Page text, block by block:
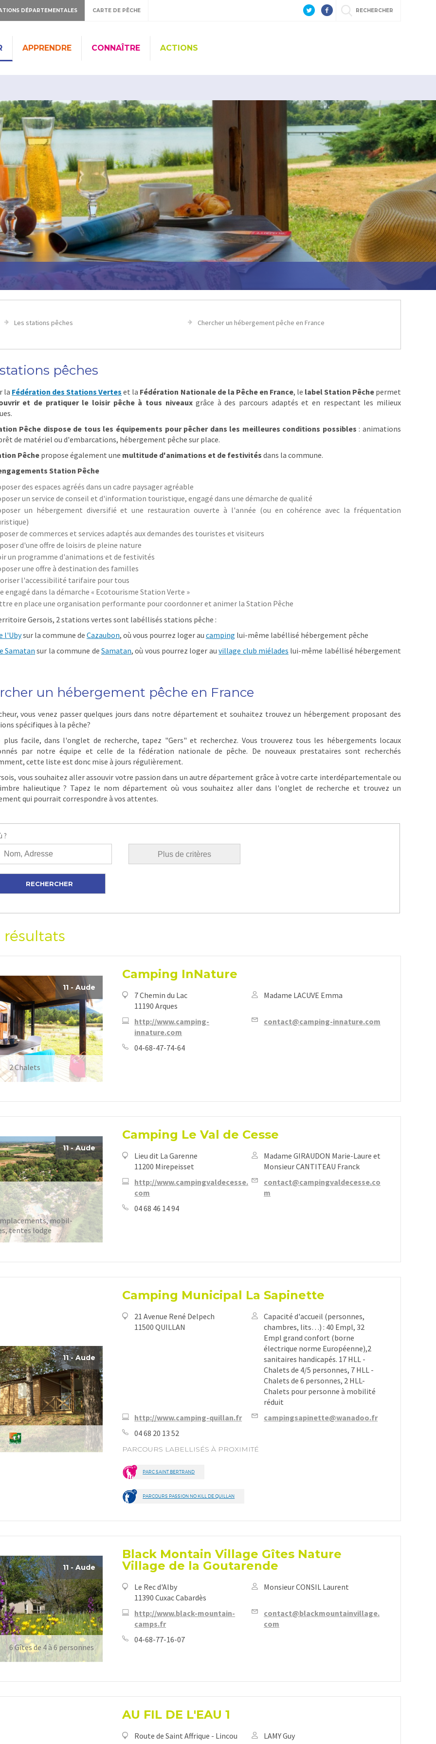
DÉPARTEMENTALES CARTE DE PÊCHE RECHERCHER
APPRENDRE CONNAÎTRE ACTIONS
Les stations pêches Chercher un hébergement pêche en France
pêches
la Fédération des Stations Vertes et la Fédération Nationale de la Pêche en France, le label Station Pêche permet
et de pratiquer le loisir pêche à tous niveauxgrâce à des parcours adaptés et en respectant les milieux
Pêche dispose de tous les équipements pour pêcher dans les meilleures conditions possibles : animations
de matériel ou d'embarcations, hébergement pêche sur place.
Pêche propose également une multitude d'animations et de festivités dans la commune.
Station Pêche
des espaces agréés dans un cadre paysager agréable
un service de conseil et d'information touristique, engagé dans une démarche de qualité
un hébergement diversifié et une restauration ouverte à l'année (ou en cohérence avec la fréquentation
de commerces et services adaptés aux demandes des touristes et visiteurs
d'une offre de loisirs de pleine nature
un programme d'animations et de festivités
une offre à destination des familles
l'accessibilité tarifaire pour tous
engagé dans la démarche « Ecotourisme Station Verte »
en place une organisation performante pour coordonner et animer la Station Pêche
Gersois, 2 stations vertes sont labéllisés stations pêche :
l'Ubysur la commune de Cazaubon, où vous pourrez loger au camping lui-même labéllisé hébergement pêche
Samatan sur la commune de Samatan,où vous pourrez loger auvillage club miélades lui-même labéllisé hébergement
un hébergement pêche en France
vous venez passer quelques jours dans notre département et souhaitez trouvez un hébergement proposant des
spécifiques à la pêche?
plus facile, dans l'onglet de recherche, tapez "Gers" et recherchez. Vous trouverez tous les hébergements locaux
par notre équipe et celle de la fédération nationale de pêche. De nouveaux prestataires sont recherchés
cette liste est donc mise à jours régulièrement.
vous souhaitez aller assouvir votre passion dans un autre département grâce à votre carte interdépartementale ou
halieutique ? Tapez le nom département où vous souhaitez aller dans l'onglet de recherche et trouvez un
qui pourrait correspondre à vos attentes.
?
résultats
11 - Aude
2 Chalets
Camping InNature
7 Chemin du Lac
11190 Arques
Madame LACUVE Emma
http://www.camping-
innature.com
contact@camping-innature.com
04-68-47-74-64
11 - Aude
mobil-
tentes lodge
Camping Le Val de Cesse
Lieu dit La Garenne
11200 Mirepeisset
Madame GIRAUDON Marie-Laure et
Monsieur CANTITEAU Franck
http://www.campingvaldecesse.
com
contact@campingvaldecesse.co
m
04 68 46 14 94
11 - Aude
Camping Municipal La Sapinette
21 Avenue René Delpech
11500 QUILLAN
Capacité d'accueil (personnes,
chambres, lits…) : 40 Empl, 32
Empl grand confort (borne
électrique norme Européenne),2
sanitaires handicapés. 17 HLL -
Chalets de 4/5 personnes, 7 HLL -
Chalets de 6 personnes, 2 HLL-
Chalets pour personne à mobilité
réduit
http://www.camping-quillan.fr
campingsapinette@wanadoo.fr
04 68 20 13 52
PARCOURS LABELLISÉS À PROXIMITÉ
PARC SAINT BERTRAND
PARCOURS PASSION NO KILL DE QUILLAN
11 - Aude
6 Gîtes de 4 à 6 personnes
Black Montain Village Gîtes Nature
Village de la Goutarende
Le Rec d'Alby
11390 Cuxac Cabardès
Monsieur CONSIL Laurent
http://www.black-mountain-
camps.fr
contact@blackmountainvillage.
com
04-68-77-16-07
AU FIL DE L'EAU 1
Route de Saint Affrique - Lincou
LAMY Guy